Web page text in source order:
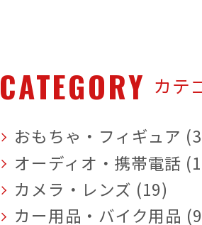
CATEGORY カテ
おもちゃ・フィギュア
オーディオ・携帯電話
カメラ・レンズ (19)
カー用品・バイク用品